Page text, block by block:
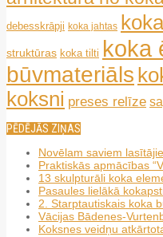
debesskrāpji koka jahtas
struktūras koka tilti koka
būvmateriāls
koksni preses relīze
PĒDĒJĀS ZIŅAS
Novēlam saviem
Praktiskās apmācības
13 skulpturāli koka
Pasaules lielākā
2. Starptautiskais koka
Vācijas Bādenes-
Koksnes veidņu